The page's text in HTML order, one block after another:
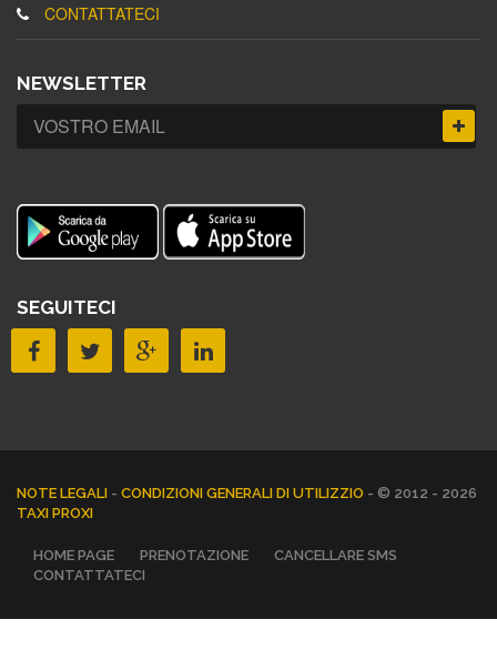
CONTATTATECI
NEWSLETTER
SEGUITECI
NOTE LEGALI - CONDIZIONI GENERALI DI UTILIZZIO - © 2012 - 2026
TAXI PROXI
HOME PAGE PRENOTAZIONE
CANCELLARE SMS
CONTATTATECI